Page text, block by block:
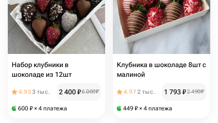
Набор клубники в
шоколаде из 12шт
4.933 тыс. 2 400₽6 000₽
600 ₽ × 4 платежа
Клубника в шоколаде 8шт с
малиной
4.972 тыс. 1 793₽2 490₽
449 ₽ × 4 платежа